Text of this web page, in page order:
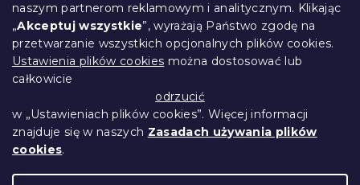
naszym partnerom reklamowym i analitycznym. Klikając
„Akceptuj wszystkie”, wyrażają Państwo zgodę na
przetwarzanie wszystkich opcjonalnych plików cookies.
Ustawienia plików cookies można dostosować lub
całkowicie
odrzucić
w „Ustawieniach plików cookies”. Więcej informacji
znajduje się w naszych Zasadach używania plików
cookies.